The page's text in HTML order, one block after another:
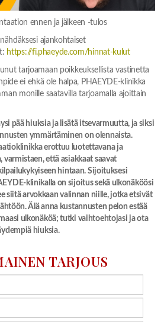
ennen ja jälkeen -tulos
ajankohtaiset
https://fi.phaeyde.com/hinnat-kulut
tarjoamaan poikkeuksellista vastinetta
ei ehkä ole halpa, PHAEYDE-klinikka
monille saatavilla tarjoamalla ajoittain
pää hiuksia ja lisätä itsevarmuutta, ja siksi
ymmärtäminen on olennaista.
erottuu luotettavana ja
varmistaen, että asiakkaat saavat
hintaan. Sijoituksesi
klinikalla on sijoitus sekä ulkonäköösi
siitä arvokkaan valinnan niille, jotka etsivät
Älä anna kustannusten pelon estää
ulkonäköä; tutki vaihtoehtojasi ja ota
hiuksia.
TARJOUS